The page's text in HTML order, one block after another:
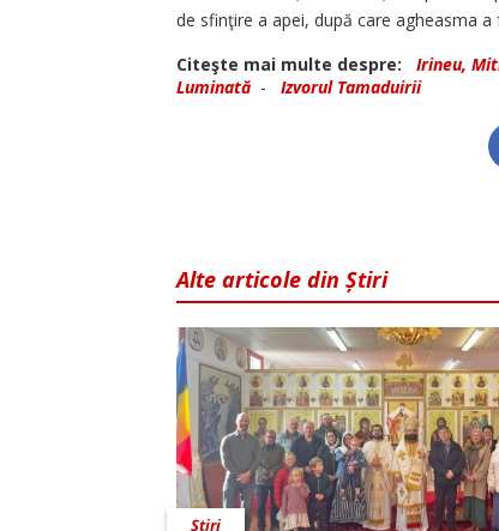
de sfinţire a apei, după care agheasma
Citeşte mai multe despre:
Irineu,
Luminată - Izvorul Tamaduirii
Alte articole din Știri
Știri